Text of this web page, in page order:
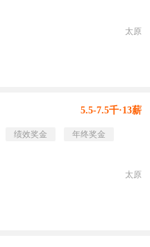
太原
5.5-7.5千·13薪
绩效奖金
年终奖金
太原